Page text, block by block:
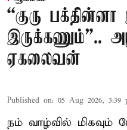
“குரு பக்தின்னா
இருக்கணும்”..
ஏகலைவன்
Published on: 05 Aug 2026, 3:39
நம் வாழ்வில் மிகவும்